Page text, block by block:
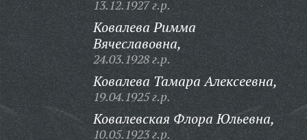
13.12.1927 г.р.
Ковалева Римма
Вячеславовна,
24.03.1928 г.р.
Ковалева Тамара Алексеевна,
19.04.1925 г.р.
Ковалевская Флора Юльевна,
10.05.1923 г.р.